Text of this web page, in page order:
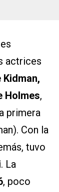
actrices
Kidman,
Holmes,
primera
Con la
tuvo
. La
, poco